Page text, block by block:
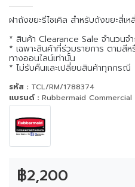
ฝาถังขยะรีไซเคิล สำหรับถังขยะสี่
* สินค้า Clearance Sale จำนวนจ
* เฉพาะสินค้าที่ร่วมรายการ ตามสี
ทางออนไลน์เท่านั้น
* ไม่รับคืนและเปลี่ยนสินค้าทุกกรณี
รหัส : TCL/RM/1788374
แบรนด์ : Rubbermaid
฿2,200